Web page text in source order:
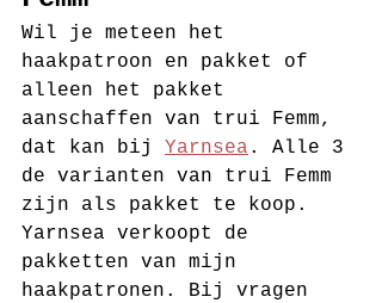
Wil je meteen het
haakpatroon en pakket of
alleen het pakket
aanschaffen van trui Femm,
dat kan bij Yarnsea . Alle 3
de varianten van trui Femm
zijn als pakket te koop.
Yarnsea verkoopt de
pakketten van mijn
haakpatronen. Bij vragen